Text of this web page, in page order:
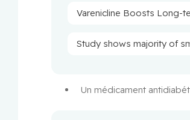
Varenicline Boosts Long-
Study shows majority of
Un médicament